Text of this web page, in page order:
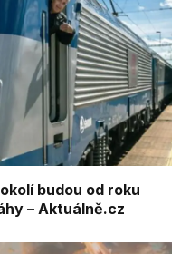
budou od roku
– Aktuálně.cz